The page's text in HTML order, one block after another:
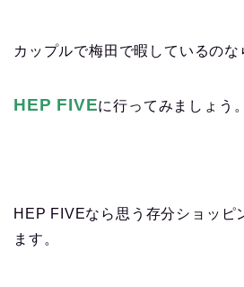
カップルで梅田で暇しているのな
HEP FIVEに行ってみましょう。
HEP FIVEなら思う存分ショッピ
ます。